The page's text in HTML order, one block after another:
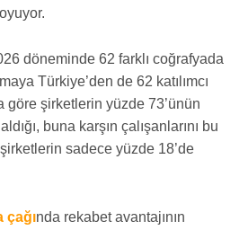
döneminde 62 farklı coğrafyada
Türkiye’den de 62 katılımcı
göre şirketlerin yüzde 73’ünün
buna karşın çalışanlarını bu
sadece yüzde 18’de
çağında rekabet avantajının